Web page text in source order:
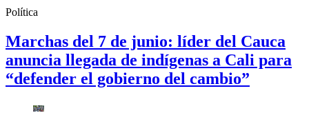
Política
Marchas del 7 de junio: líder del Cauca
anuncia llegada de indígenas a Cali para
“defender el gobierno del cambio”